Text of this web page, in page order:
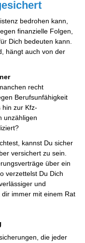
bedrohen kann,
finanzielle Folgen,
Dich bedeuten kann.
hängt auch von der
recht
Berufsunfähigkeit
hin zur Kfz-
unzähligen
kannst Du sicher
versichert zu sein.
über ein
verzettelst Du Dich
und
immer mit einem Rat
die jeder